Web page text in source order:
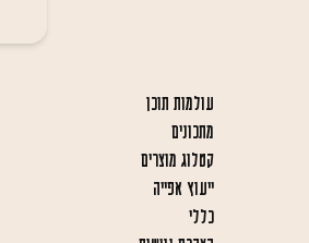
עולמות תוכן
מתכונים
קטלוג מוצרים
ייעוץ אפייה
כללי